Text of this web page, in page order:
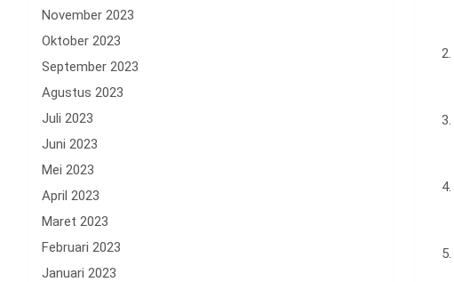
November 2023
Oktober 2023
September 2023
Agustus 2023
Juli 2023
Juni 2023
Mei 2023
April 2023
Maret 2023
Februari 2023
Januari 2023